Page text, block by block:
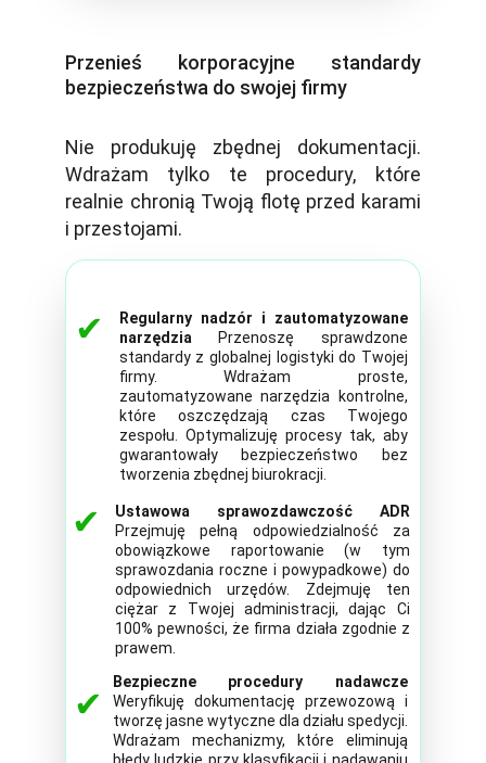
Przenieś korporacyjne standardy
bezpieczeństwa do swojej firmy
Nie produkuję zbędnej dokumentacji.
Wdrażam tylko te procedury, które
realnie chronią Twoją flotę przed karami
i przestojami.
Regularny nadzór i zautomatyzowane
narzędzia
Przenoszę sprawdzone
standardy z globalnej logistyki do Twojej
firmy. Wdrażam proste,
zautomatyzowane narzędzia kontrolne,
które oszczędzają czas Twojego
zespołu. Optymalizuję procesy tak, aby
gwarantowały bezpieczeństwo bez
tworzenia zbędnej biurokracji.
Ustawowa sprawozdawczość ADR
Przejmuję pełną odpowiedzialność za
obowiązkowe raportowanie (w tym
sprawozdania roczne i powypadkowe) do
odpowiednich urzędów. Zdejmuję ten
ciężar z Twojej administracji, dając Ci
100% pewności, że firma działa zgodnie z
prawem.
Bezpieczne procedury nadawcze
Weryfikuję dokumentację przewozową i
tworzę jasne wytyczne dla działu spedycji.
Wdrażam mechanizmy, które eliminują
✔
✔
✔